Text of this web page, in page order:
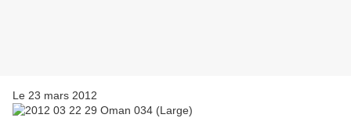
Le 23 mars 2012